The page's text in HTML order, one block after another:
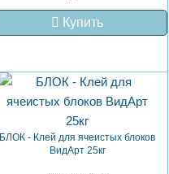
Купить
БЛОК - Клей для ячеистых блоков
ВидАрт 25кг